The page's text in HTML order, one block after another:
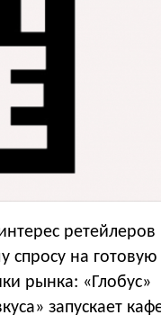
ретейлеров
спросу на готовую
рынка: «Глобус»
запускает